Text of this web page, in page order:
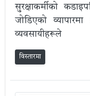
सुरक्षाकर्मीको
जोडिएको
व्यवसायीहरूले
विस्तारमा